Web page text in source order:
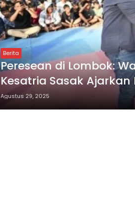
Berita
Peresean di Lombok:
Kesatria Sasak
Agustus 29, 2025